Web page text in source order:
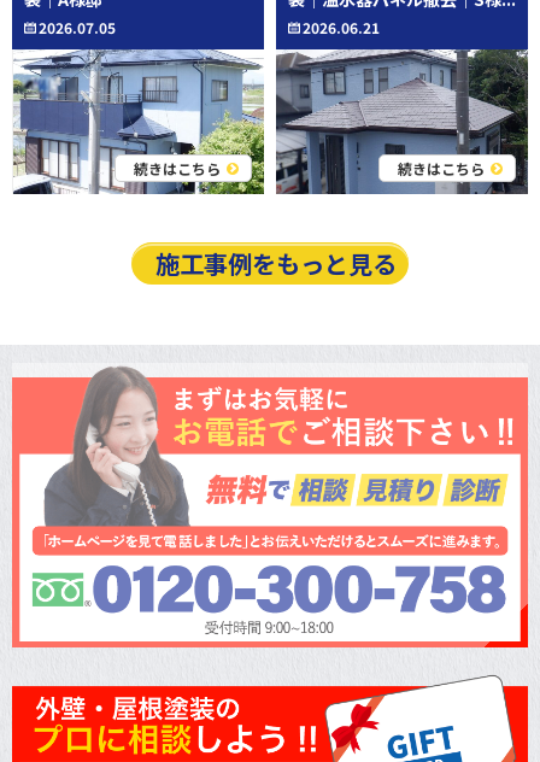
2026.07.05
続きはこちら
2026.06.21
続きはこちら
施工事例をもっと見る